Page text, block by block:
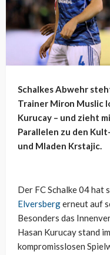
Schalkes Abwehr
Trainer Miron Muslic
Kurucay – und zieht
Parallelen zu den
und Mladen Krstajic.
Der FC Schalke 04 hat
Elversbergerneut auf
Besonders das
Hasan Kurucay stand
kompromisslosen